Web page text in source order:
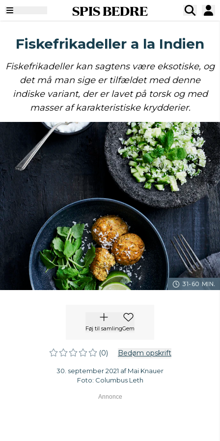
SPIS BEDRE
Fiskefrikadeller a la Indien
Fiskefrikadeller kan sagtens være eksotiske, og
det må man sige er tilfældet med denne
indiske variant, der er lavet på torsk og med
masser af karakteristiske krydderier.
31-60 MIN.
Føj til samlingGem
(0) Bedøm opskrift
30. september 2021 af Mai Knauer
Foto: Columbus Leth